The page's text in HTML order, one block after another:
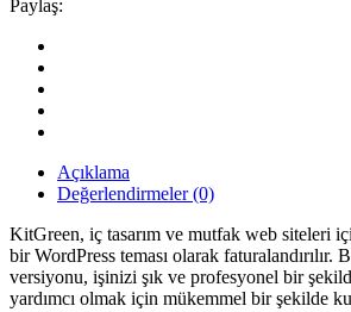
Mekan
ve
Mutfak
Tasarımı
WordPress
Teması
Paylaş:
Açıklama
Değerlendirmeler (0)
KitGreen, iç tasarım ve mutfak web siteleri
bir WordPress teması olarak faturalandırılır.
versiyonu, işinizi şık ve profesyonel bir
yardımcı olmak için mükemmel bir şekilde